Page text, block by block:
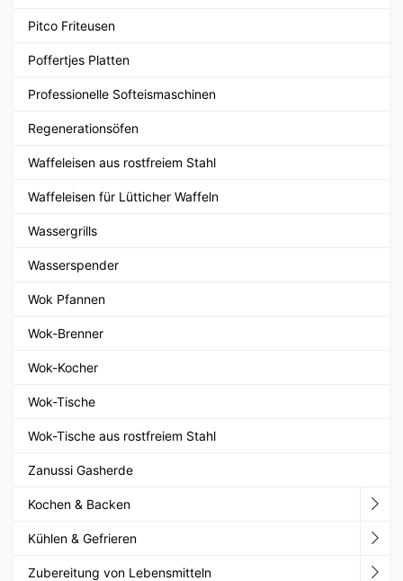
Pitco Friteusen
Poffertjes Platten
Professionelle Softeismaschinen
Regenerationsöfen
Waffeleisen aus rostfreiem Stahl
Waffeleisen für Lütticher Waffeln
Wassergrills
Wasserspender
Wok Pfannen
Wok-Brenner
Wok-Kocher
Wok-Tische
Wok-Tische aus rostfreiem Stahl
Zanussi Gasherde
Kochen & Backen
Kühlen & Gefrieren
Zubereitung von Lebensmitteln